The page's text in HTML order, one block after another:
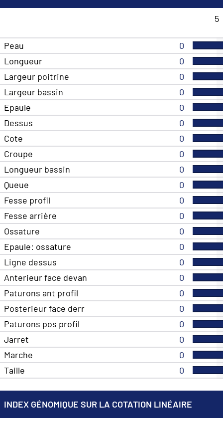
5
Peau
0
Longueur
0
Largeur poitrine
0
Largeur bassin
0
Epaule
0
Dessus
0
Cote
0
Croupe
0
Longueur bassin
0
Queue
0
Fesse profil
0
Fesse arrière
0
Ossature
0
Epaule: ossature
0
Ligne dessus
0
Anterieur face devan
0
Paturons ant profil
0
Posterieur face derr
0
Paturons pos profil
0
Jarret
0
Marche
0
Taille
0
INDEX GÉNOMIQUE SUR LA COTATION LINÉAIRE